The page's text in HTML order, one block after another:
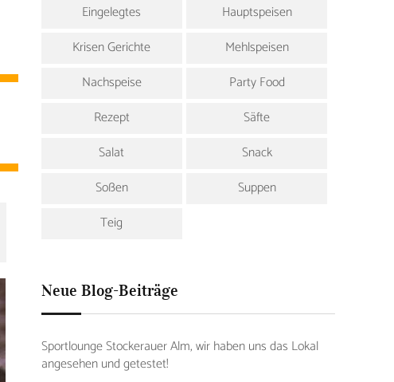
Eingelegtes
Hauptspeisen
Krisen Gerichte
Mehlspeisen
Nachspeise
Party Food
Rezept
Säfte
Salat
Snack
Soßen
Suppen
Teig
Neue Blog-Beiträge
Sportlounge Stockerauer Alm, wir haben uns das Lokal
angesehen und getestet!